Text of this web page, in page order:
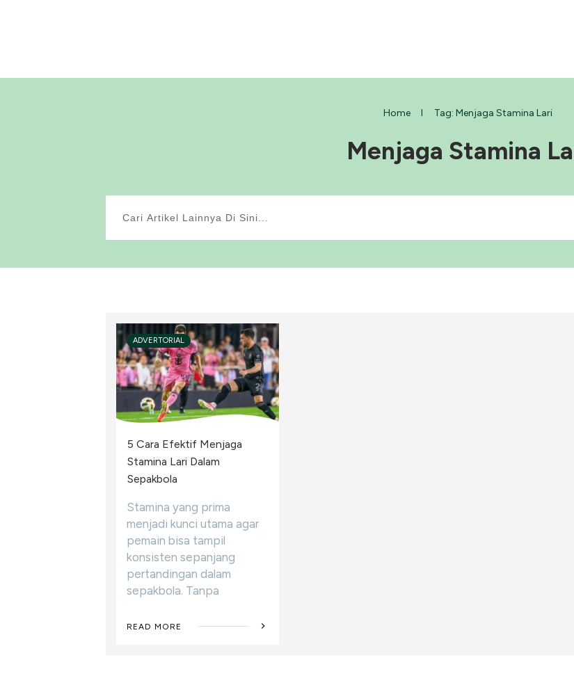
Home I Tag: Menjaga Stamina Lari
Menjaga Stamina
ADVERTORIAL
5 Cara Efektif Menjaga
Stamina Lari Dalam
Sepakbola
Stamina yang prima
menjadi kunci utama agar
pemain bisa tampil
konsisten sepanjang
pertandingan dalam
sepakbola. Tanpa
READ MORE